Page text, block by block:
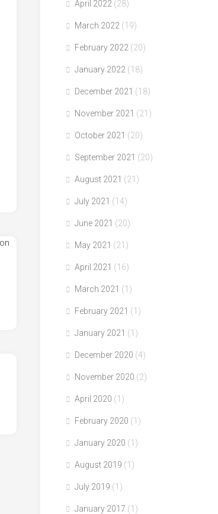
April 2022 (28)
March 2022 (19)
February 2022 (20)
January 2022 (18)
December 2021 (18)
November 2021 (21)
October 2021 (20)
September 2021 (20)
August 2021 (21)
July 2021 (14)
June 2021 (20)
May 2021 (21)
April 2021 (16)
March 2021 (1)
February 2021 (1)
January 2021 (1)
December 2020 (4)
November 2020 (2)
April 2020 (1)
February 2020 (1)
January 2020 (1)
August 2019 (1)
July 2019 (1)
January 2017 (1)